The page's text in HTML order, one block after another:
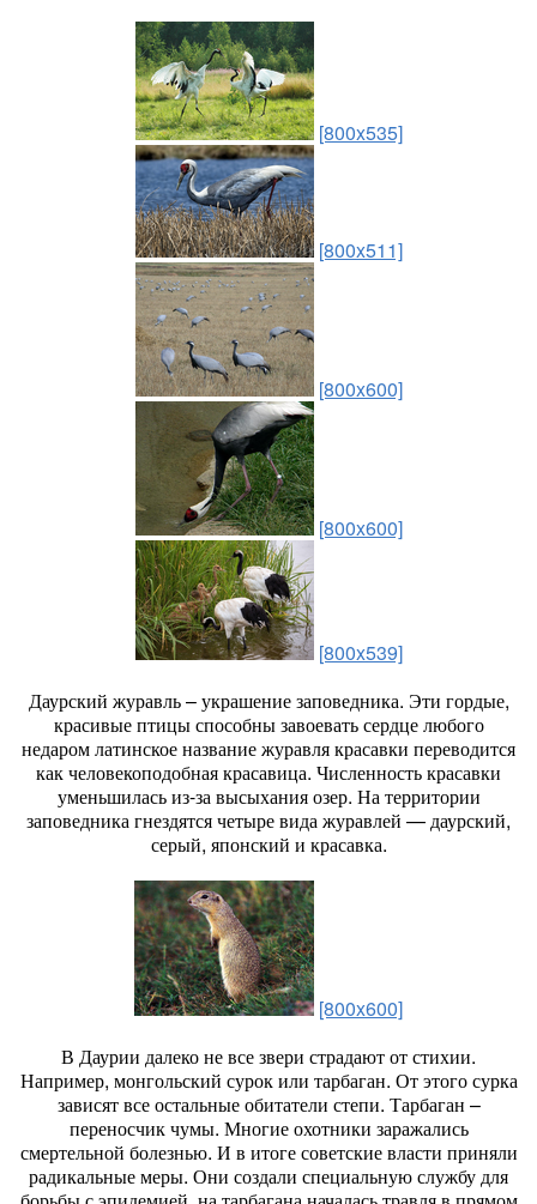
[800x535]
[800x511]
[800x600]
[800x600]
[800x539]
Даурский журавль – украшение заповедника. Эти гордые,
красивые птицы способны завоевать сердце любого
недаром латинское название журавля красавки переводится
как человекоподобная красавица. Численность красавки
уменьшилась из-за высыхания озер. На территории
заповедника гнездятся четыре вида журавлей — даурский,
серый, японский и красавка.
[800x600]
В Даурии далеко не все звери страдают от стихии.
Например, монгольский сурок или тарбаган. От этого сурка
зависят все остальные обитатели степи. Тарбаган –
переносчик чумы. Многие охотники заражались
смертельной болезнью. И в итоге советские власти приняли
радикальные меры. Они создали специальную службу для